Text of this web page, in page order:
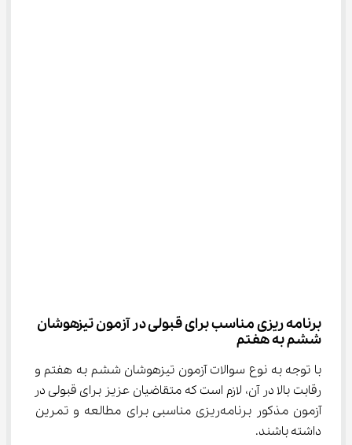
برنامه ریزی مناسب برای قبولی در آزمون تیزهوشان
ششم به هفتم
با توجه به نوع سوالات آزمون تیزهوشان ششم به هفتم و
رقابت بالا در آن، لازم است که متقاضیان عزیز برای قبولی در
آزمون مذکور برنامه‌ریزی مناسبی برای مطالعه و تمرین
داشته باشند.